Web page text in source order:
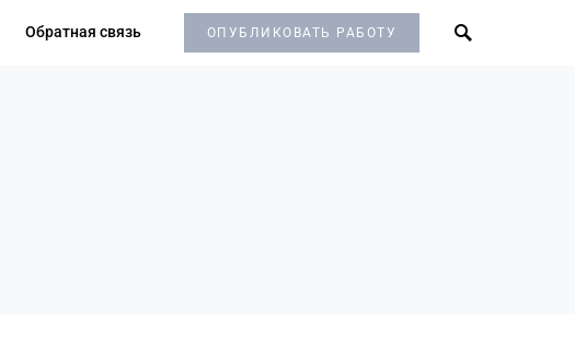
Обратная связь ОПУБЛИКОВАТЬ РАБОТУ